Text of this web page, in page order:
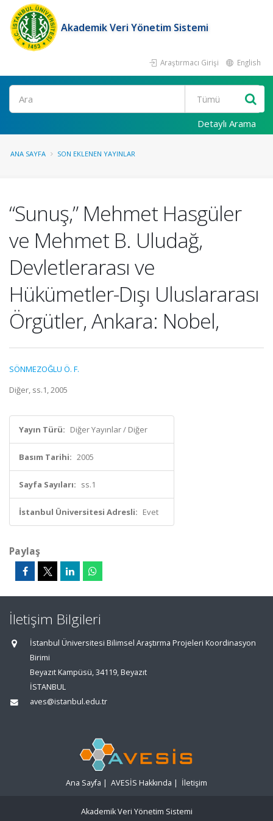
Akademik Veri Yönetim Sistemi
Araştırmacı Girişi English
Ara
Detaylı Arama
ANA SAYFA SON EKLENEN YAYINLAR
“Sunuş,” Mehmet Hasgüler
ve Mehmet B. Uludağ,
Devletlerarası ve
Hükümetler-Dışı Uluslararası
Örgütler, Ankara: Nobel,
SÖNMEZOĞLU Ö. F.
Diğer, ss.1, 2005
Yayın Türü: Diğer Yayınlar / Diğer
Basım Tarihi: 2005
Sayfa Sayıları: ss.1
İstanbul Üniversitesi Adresli: Evet
Paylaş
İletişim Bilgileri
İstanbul Üniversitesi Bilimsel Araştırma Projeleri Koordinasyon
Birimi
Beyazıt Kampüsü, 34119, Beyazıt
İSTANBUL
aves@istanbul.edu.tr
Ana Sayfa | AVESİS Hakkında | İletişim
Akademik Veri Yönetim Sistemi